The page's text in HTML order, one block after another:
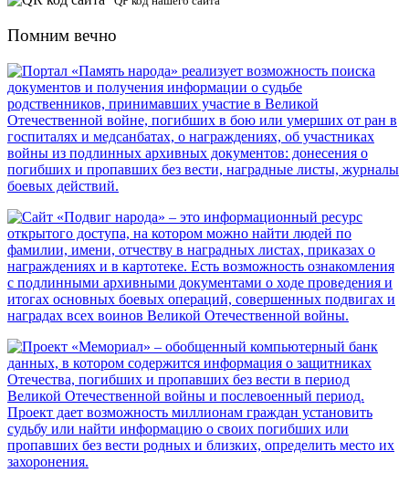
Помним вечно